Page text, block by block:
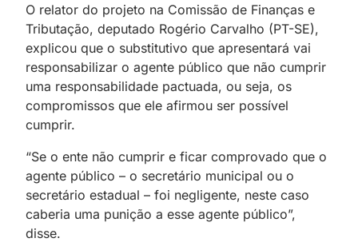
O relator do projeto na Comissão de Finanças e
Tributação, deputado Rogério Carvalho (PT-SE),
explicou que o substitutivo que apresentará vai
responsabilizar o agente público que não cumprir
uma responsabilidade pactuada, ou seja, os
compromissos que ele afirmou ser possível
cumprir.
“Se o ente não cumprir e ficar comprovado que o
agente público – o secretário municipal ou o
secretário estadual – foi negligente, neste caso
caberia uma punição a esse agente público”,
disse.